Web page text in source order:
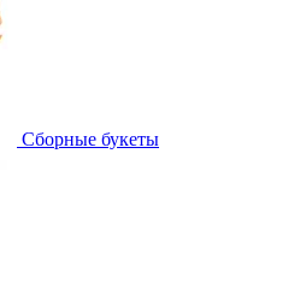
Сборные букеты